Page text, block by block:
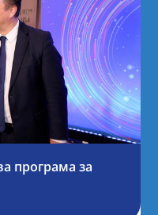
програма за